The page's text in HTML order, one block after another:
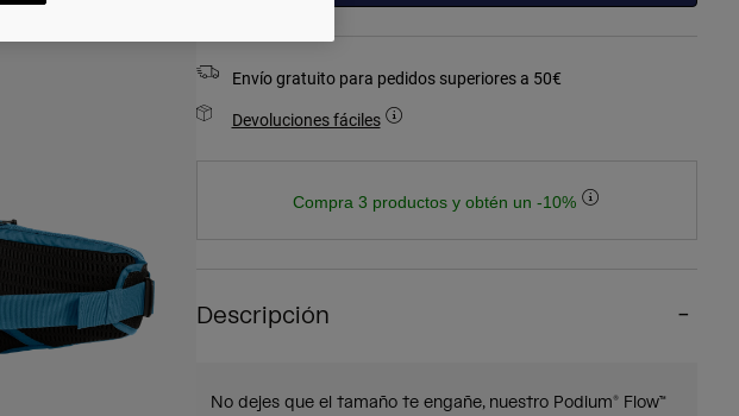
Envío gratuito para pedidos superiores a 50€
Devoluciones fáciles
Compra 3 productos y obtén un -10%
Descripción
No dejes que el tamaño te engañe, nuestro Podium® Flow™